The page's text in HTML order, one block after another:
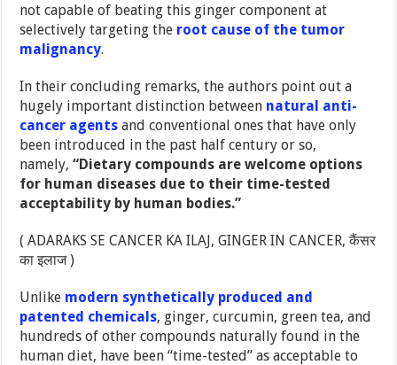
not capable of beating this ginger component at
selectively targeting the root cause of the tumor
malignancy.
In their concluding remarks, the authors point out a
hugely important distinction between natural anti-
cancer agents and conventional ones that have only
been introduced in the past half century or so,
namely,“Dietary compounds are welcome options
for human diseases due to their time-tested
acceptability by human bodies.”
( ADARAKS SE CANCER KA ILAJ, GINGER IN CANCER, कैंसर
का इलाज )
Unlike modern synthetically produced and
patented chemicals, ginger, curcumin, green tea, and
hundreds of other compounds naturally found in the
human diet, have been “time-tested” as acceptable to